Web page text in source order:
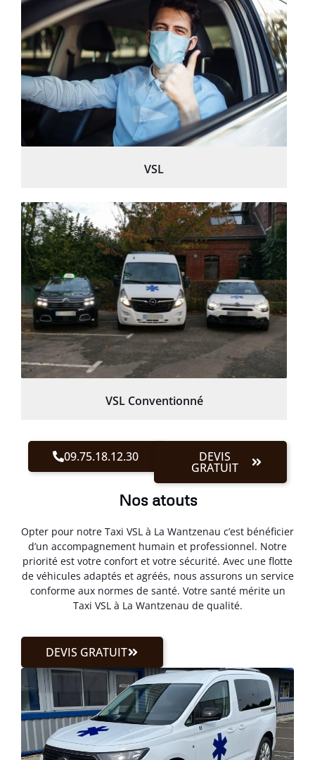
VSL
VSL Conventionné
09.75.18.12.30 DEVIS
GRATUIT
Nos atouts
Opter pour notre Taxi VSL à La Wantzenau c’est bénéficier
d’un accompagnement humain et professionnel. Notre
priorité est votre confort et votre sécurité. Avec une flotte
de véhicules adaptés et agréés, nous assurons un service
conforme aux normes de santé. Votre santé mérite un
Taxi VSL à La Wantzenau de qualité.
DEVIS GRATUIT